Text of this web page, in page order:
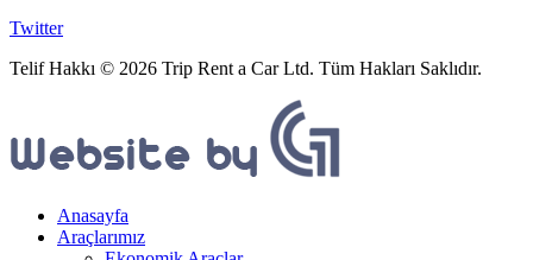
Twitter
Telif Hakkı © 2026 Trip Rent a Car Ltd. Tüm Hakları Saklıdır.
Anasayfa
Araçlarımız